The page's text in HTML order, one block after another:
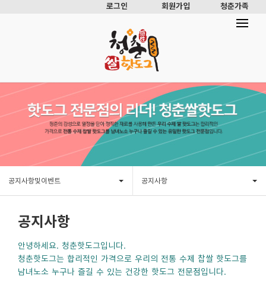
로그인 회원가입 청춘가족
공지사항및이벤트 공지사항
공지사항
안녕하세요. 청춘핫도그입니다.
청춘핫도그는 합리적인 가격으로 우리의 전통 수제 찹쌀 핫도그를
남녀노소 누구나 즐길 수 있는 건강한 핫도그 전문점입니다.